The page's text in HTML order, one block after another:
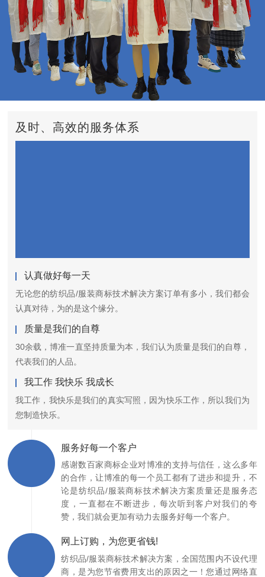
及时、高效的服务体系
认真做好每一天
无论您的纺织品/服装商标技术解决方案订单有多小，我们都会
认真对待，为的是这个缘分。
质量是我们的自尊
30余载，博准一直坚持质量为本，我们认为质量是我们的自尊，
代表我们的人品。
我工作 我快乐 我成长
我工作，我快乐是我们的真实写照，因为快乐工作，所以我们为
您制造快乐。
服务好每一个客户
感谢数百家商标企业对博准的支持与信任，这么多年
的合作，让博准的每一个员工都有了进步和提升，不
论是纺织品/服装商标技术解决方案质量还是服务态
度，一直都在不断进步，每次听到客户对我们的夸
赞，我们就会更加有动力去服务好每一个客户。
网上订购，为您更省钱!
纺织品/服装商标技术解决方案，全国范围内不设代理
商，是为您节省费用支出的原因之一！您通过网络直